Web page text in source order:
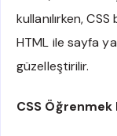
kullanılırken,
HTML ile sayfa
güzelleştirilir.
CSS Öğrenmek